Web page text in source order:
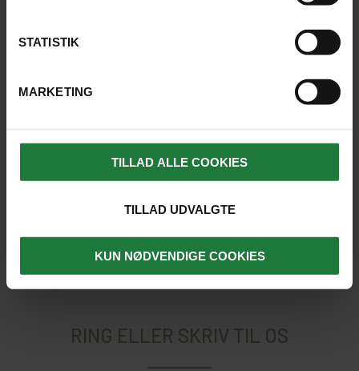
STATISTIK
MARKETING
TILLAD ALLE COOKIES
TILLAD UDVALGTE
KUN NØDVENDIGE COOKIES
RESORT
RING ELLER SKRIV TIL OS